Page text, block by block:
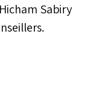
Sabiry